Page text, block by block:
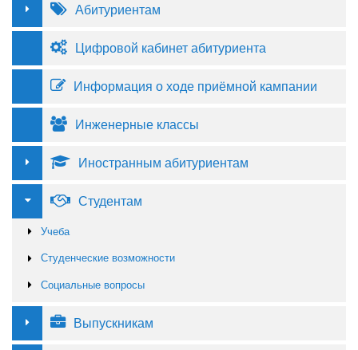
Абитуриентам
Цифровой кабинет абитуриента
Информация о ходе приёмной кампании
Инженерные классы
Иностранным абитуриентам
Студентам
Учеба
Студенческие возможности
Социальные вопросы
Выпускникам